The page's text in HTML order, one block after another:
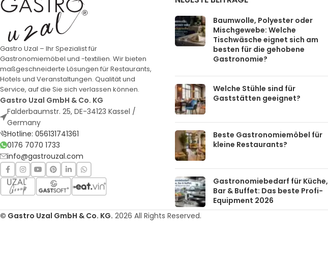
Gastro Uzal – Ihr Spezialist für
Gastronomiemöbel und -textilien. Wir bieten
maßgeschneiderte Lösungen für Restaurants,
Hotels und Veranstaltungen. Qualität und
Service, auf die Sie sich verlassen können.
Gastro Uzal GmbH & Co. KG
Falderbaumstr. 25, DE-34123 Kassel /
Germany
Hotline: 056131741361
0176 7070 1733
info@gastrouzal.com
Baumwolle, Polyester oder
Mischgewebe: Welche
Tischwäsche eignet sich am
besten für die gehobene
Gastronomie?
Welche Stühle sind für
Gaststätten geeignet?
Beste Gastronomiemöbel für
kleine Restaurants?
Gastronomiebedarf für Küche,
Bar & Buffet: Das beste Profi-
Equipment 2026
© Gastro Uzal GmbH & Co. KG. 2026 All Rights Reserved.